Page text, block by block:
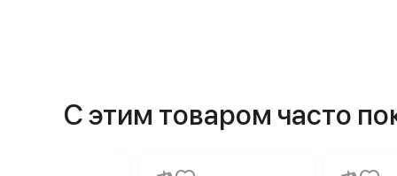
С этим товаром часто